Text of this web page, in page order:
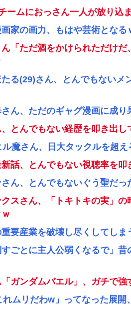
ームにおっさん一人が放り込
家の画力、もはや芸術となる
ん「ただ酒をかけられただけ
たる(29)さん、とんでもないメ
ん、ただのギャグ漫画に成り
、とんでもない経歴を叩き出
ル魔さん、日大タックルを超
話、とんでもない視聴率を叩
ん、とんでもないぐう聖だっ
クスさん、「トキトキの実」
要産業を破壊し尽くしてしま
ごとに主人公弱くなるで」昔
「ガンダムバエル」、ガチで
れムリだわw」ってなった展開